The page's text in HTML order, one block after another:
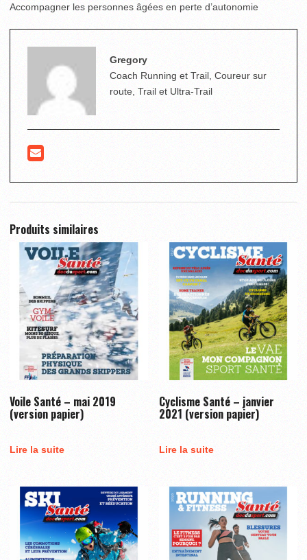
Accompagner les personnes âgées en perte d’autonomie
Gregory
Coach Running et Trail, Coureur sur
route, Trail et Ultra-Trail
Produits similaires
Voile Santé – mai 2019
(version papier)
Lire la suite
Cyclisme Santé – janvier
2021 (version papier)
Lire la suite